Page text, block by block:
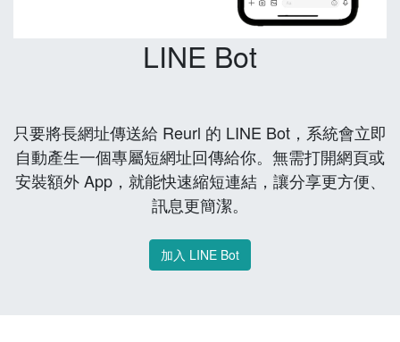
LINE Bot
只要將長網址傳送給 Reurl 的 LINE Bot，系統會立即
自動產生一個專屬短網址回傳給你。無需打開網頁或
安裝額外 App，就能快速縮短連結，讓分享更方便、
訊息更簡潔。
加入 LINE Bot